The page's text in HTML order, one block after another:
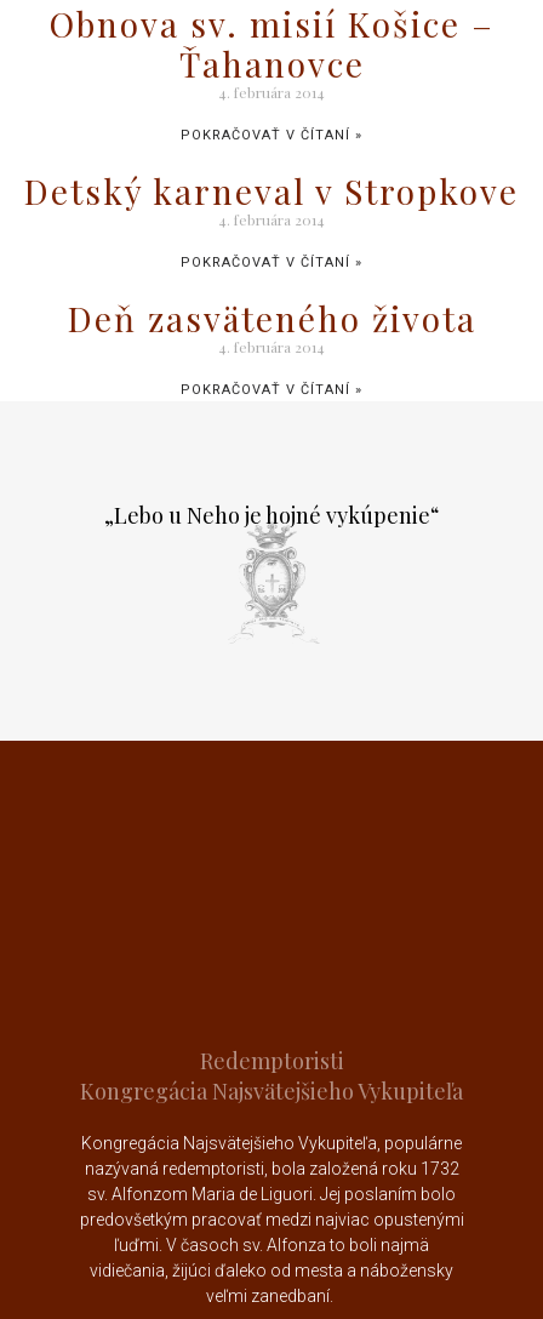
Obnova sv. misií Košice –
Ťahanovce
4. februára 2014
POKRAČOVAŤ V ČÍTANÍ »
Detský karneval v Stropkove
4. februára 2014
POKRAČOVAŤ V ČÍTANÍ »
Deň zasväteného života
4. februára 2014
POKRAČOVAŤ V ČÍTANÍ »
„Lebo u Neho je hojné vykúpenie“
Redemptoristi
Kongregácia Najsvätejšieho Vykupiteľa
Kongregácia Najsvätejšieho Vykupiteľa, populárne
nazývaná redemptoristi, bola založená roku 1732
sv. Alfonzom Maria de Liguori . Jej poslaním bolo
predovšetkým pracovať medzi najviac opustenými
ľuďmi. V časoch sv. Alfonza to boli najmä
vidiečania, žijúci ďaleko od mesta a nábožensky
veľmi zanedbaní.